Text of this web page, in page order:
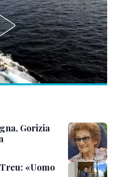
Gorizia
«Uomo